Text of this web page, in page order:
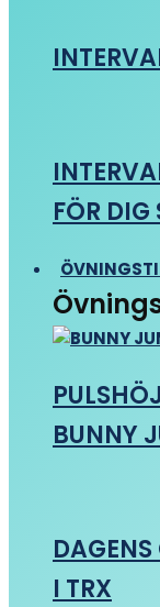
FÖR DIG
BUNNY
I TRX